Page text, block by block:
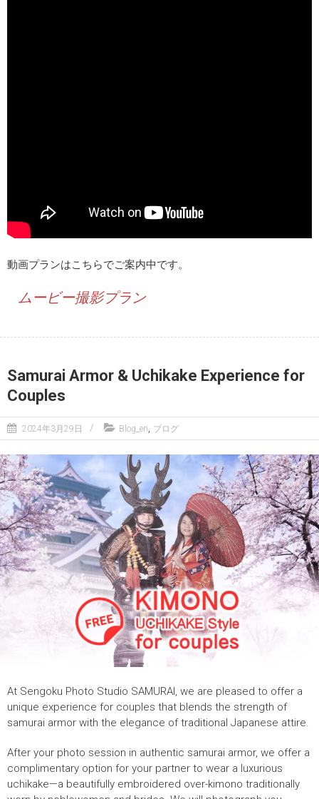
動画プランはこちらでご案内中です。
ムービー撮影プラン
Samurai Armor & Uchikake Experience for
Couples
2024年3月29日 Blog_en, ブログ
At Sengoku Photo Studio SAMURAI, we are pleased to offer a
unique experience for couples that blends the strength of
samurai armor with the elegance of traditional Japanese attire.
After your photo session in authentic samurai armor, we offer a
complimentary option for your partner to wear a luxurious
uchikake—a beautifully embroidered over-kimono traditionally